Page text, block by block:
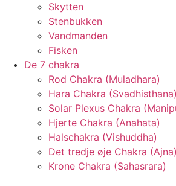
Skytten
Stenbukken
Vandmanden
Fisken
De 7 chakra
Rod Chakra (Muladhara)
Hara Chakra (Svadhisthana)
Solar Plexus Chakra
Hjerte Chakra (Anahata)
Halschakra (Vishuddha)
Det tredje øje Chakra (Ajna)
Krone Chakra (Sahasrara)